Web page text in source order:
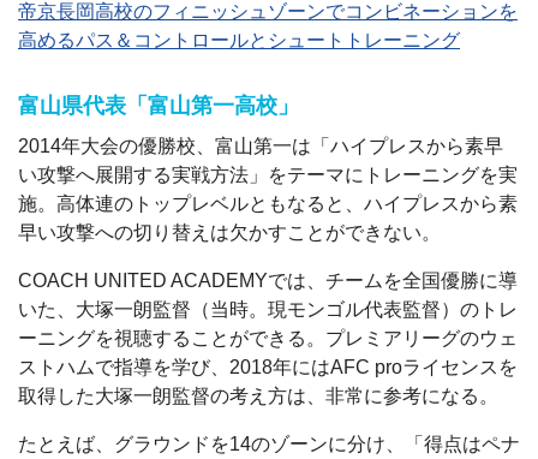
帝京長岡高校のフィニッシュゾーンでコンビネーションを
高めるパス＆コントロールとシュートトレーニング
富山県代表「富山第一高校」
2014年大会の優勝校、富山第一は「ハイプレスから素早
い攻撃へ展開する実戦方法」をテーマにトレーニングを実
施。高体連のトップレベルともなると、ハイプレスから素
早い攻撃への切り替えは欠かすことができない。
COACH UNITED ACADEMYでは、チームを全国優勝に導
いた、大塚一朗監督（当時。現モンゴル代表監督）のトレ
ーニングを視聴することができる。プレミアリーグのウェ
ストハムで指導を学び、2018年にはAFC proライセンスを
取得した大塚一朗監督の考え方は、非常に参考になる。
たとえば、グラウンドを14のゾーンに分け、「得点はペナ